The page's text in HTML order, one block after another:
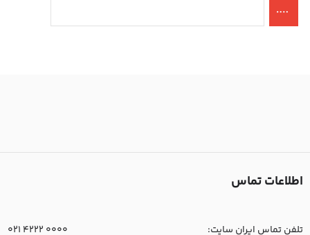
اطلاعات تماس
تلفن تماس ایران سایت:
021 4222 0000